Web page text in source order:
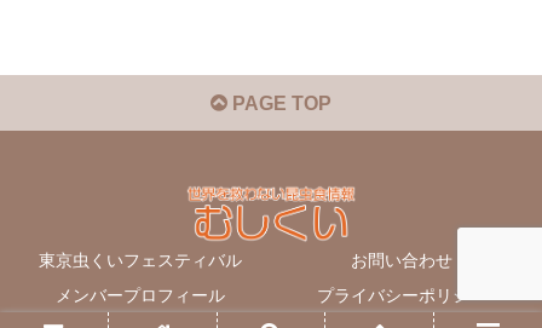
PAGE TOP
東京虫くいフェスティバル
お問い合わせ
メンバープロフィール
プライバシーポリシー